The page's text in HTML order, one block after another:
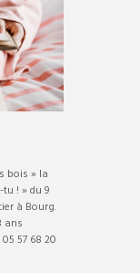
bois » la
! » du 9
à Bourg.
ans
57 68 20